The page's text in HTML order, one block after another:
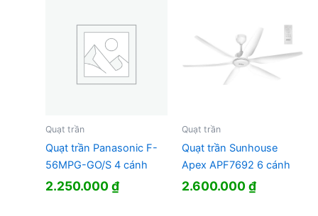
Quạt trần
Quạt trần Panasonic F-
56MPG-GO/S 4 cánh
2.250.000₫
Quạt trần
Quạt trần Sunhouse
Apex APF7692 6 cánh
2.600.000₫